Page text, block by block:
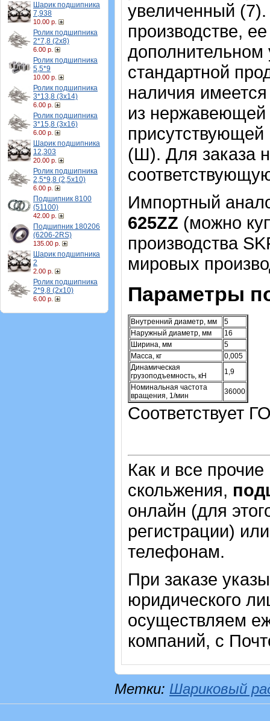
Шарик подшипника
7,938
10.00 р.
Ролик подшипника
2*7,8 (2х8)
6.00 р.
Ролик подшипника
5,5*9
10.00 р.
Ролик подшипника
3*13,8 (3х14)
6.00 р.
Ролик подшипника
3*15,8 (3х16)
6.00 р.
Шарик подшипника
12,303
20.00 р.
Ролик подшипника
2,5*9,8 (2,5х10)
6.00 р.
Подшипник 8100
(51100)
42.00 р.
Подшипник 180206
(6206-2RS)
135.00 р.
Шарик подшипника
2
2.00 р.
Ролик подшипника
2*9,8 (2х10)
6.00 р.
увеличенный
производстве,
стандартной
наличия
из
(Ш). Для заказа
Импортный
625ZZ (можно
производства
мировых
Параметры
Внутренний диаметр, мм
5
Наружный диаметр, мм
16
Ширина, мм
5
Масса, кг
0,005
Динамическая
грузоподъемность, кН
1,9
Номинальная частота
вращения, 1/мин
36000
Соответствует
Как и все
скольжения,
онлайн (для
регистрации)
телефонам.
При заказе
юридического
осуществляем
компаний, с
Метки: Шариковый